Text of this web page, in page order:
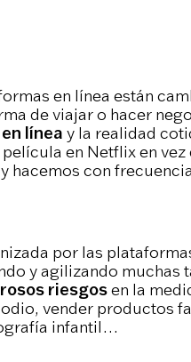
en línea están
de viajar o hacer
línea y la realidad
en Netflix en vez
hacemos con
por las
y agilizando muchas
riesgosen la
vender productos
infantil…